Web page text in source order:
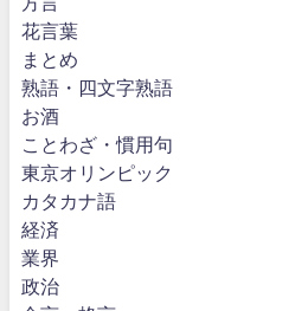
花言葉
まとめ
熟語・四文字熟語
お酒
ことわざ・慣用句
東京オリンピック
カタカナ語
経済
業界
政治